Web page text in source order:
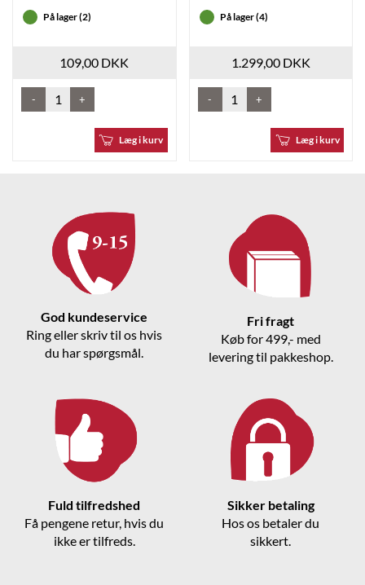
På lager (2)
109,00 DKK
- +
Læg i kurv
På lager (4)
1.299,00 DKK
- +
Læg i kurv
God kundeservice
Ring eller skriv til os hvis
du har spørgsmål.
Fri fragt
Køb for 499,- med
levering til pakkeshop.
Fuld tilfredshed
Få pengene retur, hvis du
ikke er tilfreds.
Sikker betaling
Hos os betaler du
sikkert.